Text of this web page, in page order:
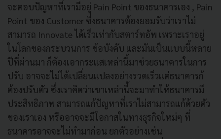
จะตอบปัญหาที่เรามีอยู่ Pain Point ของธนาคารเอง , Pain
Point ของ Customer ซึ่งธนาคารต้องยอมรับว่าเราไม่
สามารถ Innovate ได้เร็วเท่ากับสตาร์ทอัพ เพราะเราอยู่
ในโลกของกระบวนการ ข้อบังคับ และมันเป็นแบบนี้หลาย
ปีที่ผ่านมา ก็ต้องเอากระแสเหล่านี้มาช่วยธนาคารในการ
ปรับ อาจจะไม่ได้เปลี่ยนแปลงอย่างรวดเร็วแต่ธนาคารก้
ต้องปรับตัว ซึ่งเราคิดว่าเขาเหล่านี้จะมาทำให้ธนาคารมี
ประสิทธิภาพ สามารถแก้ปัญหาที่เราไม่สามารถแก้ด้วยตัว
ของเราเอง หรืออาจจะมีโอกาสในทางธุรกิจใหม่ๆ ที่
ธนาคารอาจจะไม่ทำมาก่อน ยกตัวอย่างเช่น